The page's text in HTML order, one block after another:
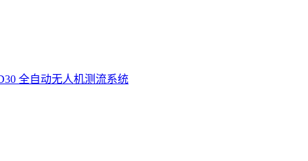
全自动无人机测流系统